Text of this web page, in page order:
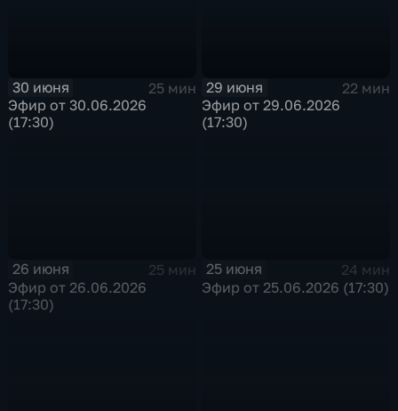
30 июня
25 мин
Эфир от 30.06.2026
(17:30)
29 июня
22 мин
Эфир от 29.06.2026
(17:30)
26 июня
25 мин
Эфир от 26.06.2026
(17:30)
25 июня
24 мин
Эфир от 25.06.2026 (17:30)